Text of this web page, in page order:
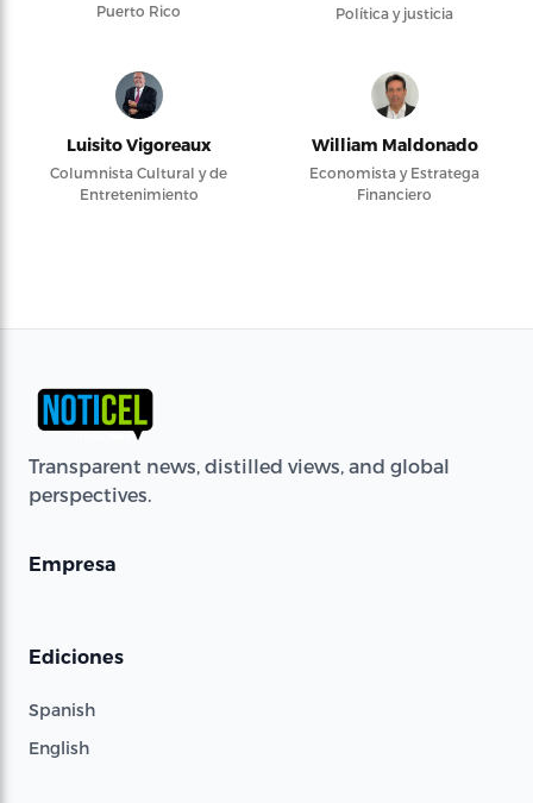
Puerto Rico
Política y justicia
Luisito Vigoreaux
Columnista Cultural y de
Entretenimiento
William Maldonado
Economista y Estratega
Financiero
Transparent news, distilled views, and global
perspectives.
Empresa
Ediciones
Spanish
English